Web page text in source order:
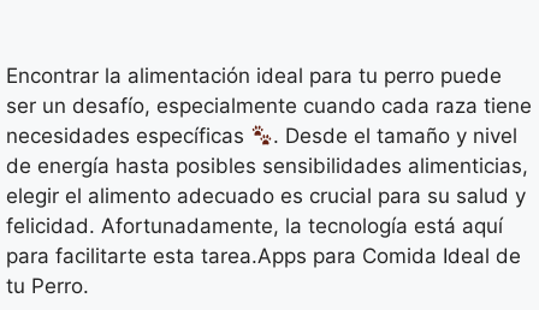
Encontrar la alimentación ideal para tu perro puede
ser un desafío, especialmente cuando cada raza tiene
necesidades específicas
. Desde el tamaño y nivel
de energía hasta posibles sensibilidades alimenticias,
elegir el alimento adecuado es crucial para su salud y
felicidad. Afortunadamente, la tecnología está aquí
para facilitarte esta tarea.Apps para Comida Ideal de
tu Perro.